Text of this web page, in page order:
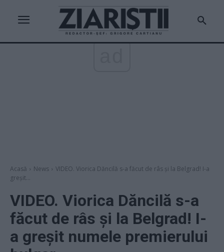
Acasă News
VIDEO. Viorica Dăncilă s-a făcut de râs şi la Belgrad! I-a
greşit...
VIDEO. Viorica Dăncilă s-a
făcut de râs şi la Belgrad! I-
a greşit numele premierului